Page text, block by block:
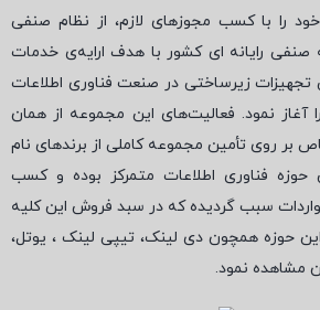
را با کسب مجوزهای لازم، از نظام صنفی
صنفی رایانه ای کشور با هدف ارایه‌ی خدمات
تجهیزات زیرساختی در صنعت فناوری اطلاعات
آغاز نمود. فعالیت‌های این مجموعه از همان
بر روی تأمین مجموعه کاملی از برندهای نام
حوزه فناوری اطلاعات متمرکز بوده و کسب
واردات سبب گردیده که در سبد فروش این کلیه
حوزه همچون دی لینک، تیپی لینک ، یوتل،
مشاهده نمود.